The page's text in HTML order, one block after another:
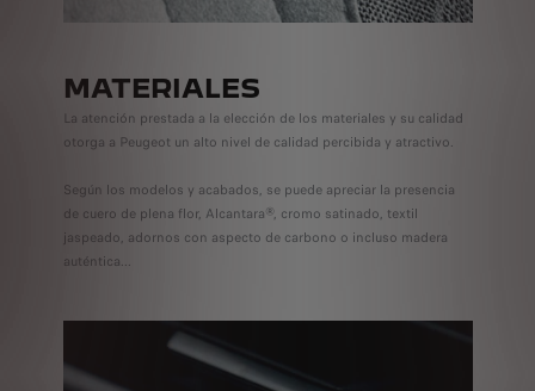
MATERIALES
La atención prestada a la elección de los materiales y su calidad
otorga a Peugeot un alto nivel de calidad percibida y atractivo.
Según los modelos y acabados, se puede apreciar la presencia
de cuero de plena flor, Alcantara®, cromo satinado, textil
jaspeado, adornos con aspecto de carbono o incluso madera
auténtica...